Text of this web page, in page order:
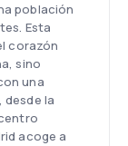
población
Esta
corazón
sino
una
desde la
acoge a